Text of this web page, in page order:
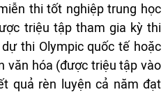
thi tốt nghiệp trung học
triệu tập tham gia kỳ thi
thi Olympic quốc tế hoặc
văn hóa (được triệu tập vào
quả rèn luyện cả năm đạt